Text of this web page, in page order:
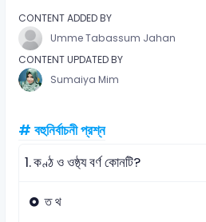
CONTENT ADDED BY
Umme Tabassum Jahan
CONTENT UPDATED BY
Sumaiya Mim
# বহুনির্বাচনী প্রশ্ন
1.কণ্ঠ ও ওষ্ঠ্য বর্ণ কোনটি?
ত থ